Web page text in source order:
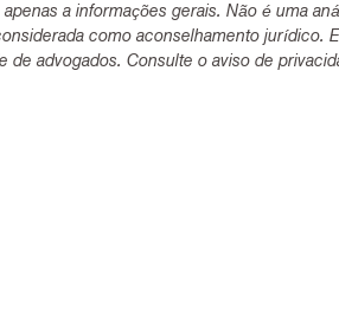
apenas a informações gerais. Não é uma
como aconselhamento jurídico.
de advogados. Consulte o aviso de